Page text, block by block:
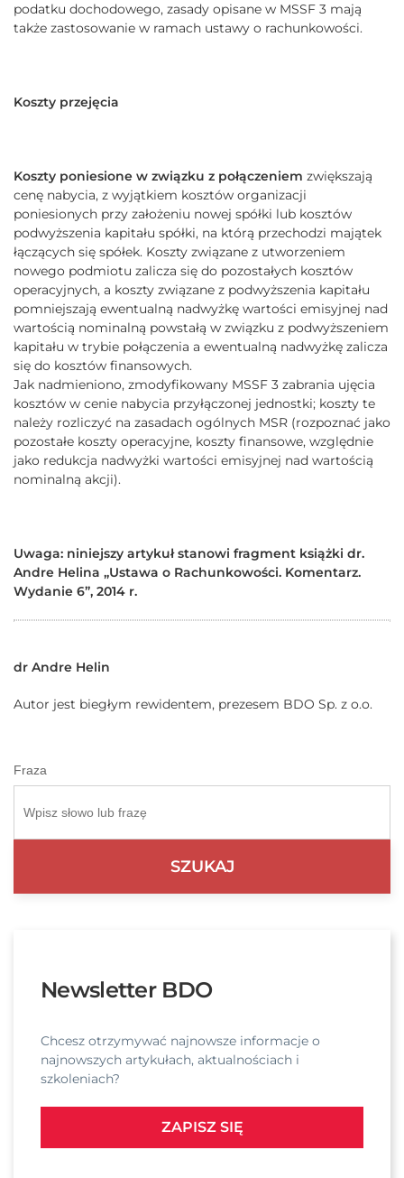
podatku dochodowego, zasady opisane w MSSF 3 mają
także zastosowanie w ramach ustawy o rachunkowości.
Koszty przejęcia
Koszty poniesione w związku z połączeniem zwiększają
cenę nabycia, z wyjątkiem kosztów organizacji
poniesionych przy założeniu nowej spółki lub kosztów
podwyższenia kapitału spółki, na którą przechodzi majątek
łączących się spółek. Koszty związane z utworzeniem
nowego podmiotu zalicza się do pozostałych kosztów
operacyjnych, a koszty związane z podwyższenia kapitału
pomniejszają ewentualną nadwyżkę wartości emisyjnej nad
wartością nominalną powstałą w związku z podwyższeniem
kapitału w trybie połączenia a ewentualną nadwyżkę zalicza
się do kosztów finansowych.
Jak nadmieniono, zmodyfikowany MSSF 3 zabrania ujęcia
kosztów w cenie nabycia przyłączonej jednostki; koszty te
należy rozliczyć na zasadach ogólnych MSR (rozpoznać jako
pozostałe koszty operacyjne, koszty finansowe, względnie
jako redukcja nadwyżki wartości emisyjnej nad wartością
nominalną akcji).
Uwaga: niniejszy artykuł stanowi fragment książki dr.
Andre Helina „Ustawa o Rachunkowości. Komentarz.
Wydanie 6”, 2014 r.
dr Andre Helin
Autor jest biegłym rewidentem, prezesem BDO Sp. z o.o.
Fraza
Newsletter BDO
Chcesz otrzymywać najnowsze informacje o
najnowszych artykułach, aktualnościach i
szkoleniach?
ZAPISZ SIĘ